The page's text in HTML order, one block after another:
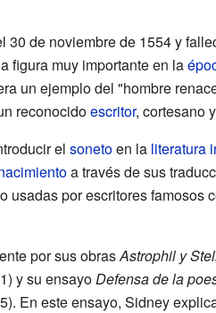
30 de noviembre de 1554 y
figura muy importante en la
un ejemplo del "hombre
reconocidoescritor, cortesano
el sonetoen la literatura
a través de sus
usadas por escritores famosos
por sus obrasAstrophil y
y su ensayoDefensa de la
En este ensayo, Sidney